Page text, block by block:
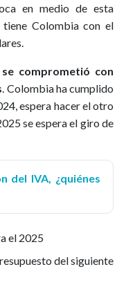
en medio de esta
tiene Colombia con el
comprometió con
. Colombia ha cumplido
espera hacer el otro
se espera el giro de
del IVA, ¿quiénes
el 2025
del siguiente